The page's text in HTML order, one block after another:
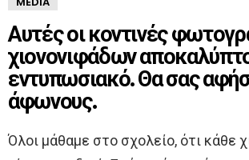
Αυτές οι κοντινές
χιονονιφάδων
εντυπωσιακό. Θα σας
άφωνους.
Όλοι μάθαμε στο σχολείο, ότι κάθε